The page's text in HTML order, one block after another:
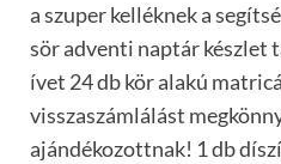
a szuper kelléknek a
sör adventi naptár készlet
ívet 24 db kör alakú
visszaszámlálást
ajándékozottnak! 1 db